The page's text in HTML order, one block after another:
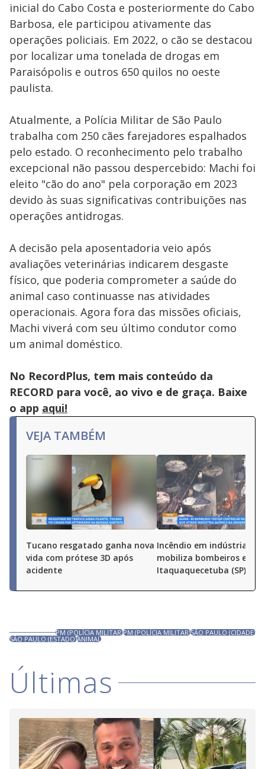
inicial do Cabo Costa e posteriormente do Cabo
Barbosa, ele participou ativamente das
operações policiais. Em 2022, o cão se destacou
por localizar uma tonelada de drogas em
Paraisópolis e outros 650 quilos no oeste
paulista.
Atualmente, a Polícia Militar de São Paulo
trabalha com 250 cães farejadores espalhados
pelo estado. O reconhecimento pelo trabalho
excepcional não passou despercebido: Machi foi
eleito "cão do ano" pela corporação em 2023
devido às suas significativas contribuições nas
operações antidrogas.
A decisão pela aposentadoria veio após
avaliações veterinárias indicarem desgaste
físico, que poderia comprometer a saúde do
animal caso continuasse nas atividades
operacionais. Agora fora das missões oficiais,
Machi viverá com seu último condutor como
um animal doméstico.
No RecordPlus, tem mais conteúdo da
RECORD para você, ao vivo e de graça. Baixe
o app aqui!
VEJA TAMBÉM
Tucano resgatado ganha nova
vida com prótese 3D após
acidente
Incêndio em indústria
mobiliza bombeiros em
Itaquaquecetuba (SP)
PM (POLÍCIA MILITAR)PM (POLÍCIA MILITAR)SÃO PAULO (CIDADE)
SÃO PAULO (ESTADO)ANIMAL
Últimas